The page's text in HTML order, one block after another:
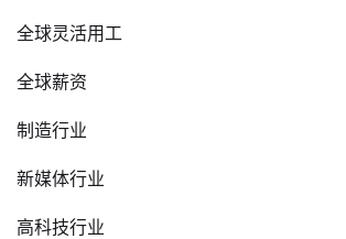
全球灵活用工
全球薪资
制造行业
新媒体行业
高科技行业